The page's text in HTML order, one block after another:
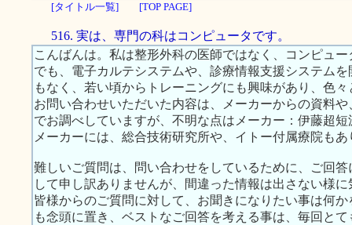
[タイトル一覧] [TOP PAGE]
516. 実は、専門の科はコンピュータです。
こんばんは。私は整形外科の医師ではなく、コンピュ
でも、電子カルテシステムや、診療情報支援システム
もなく、若い頃からトレーニングにも興味があり、色
お問い合わせいただいた内容は、メーカーからの資料
でお調べしていますが、不明な点はメーカー：伊藤超
メーカーには、総合技術研究所や、イトー付属療院も
難しいご質問は、問い合わせをしているために、ご回
して申し訳ありませんが、間違った情報は出さない様
皆様からのご質問に対して、お聞きになりたい事は何
も念頭に置き、ベストなご回答を考える事は、毎回と